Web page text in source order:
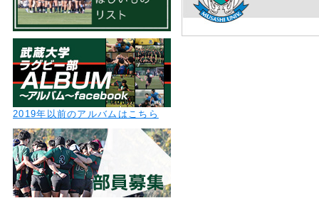
2019年以前のアルバムはこちら